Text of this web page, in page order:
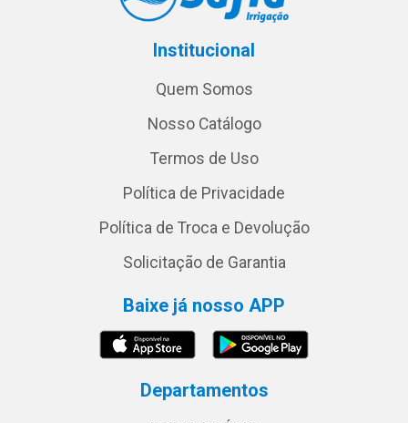
Institucional
Quem Somos
Nosso Catálogo
Termos de Uso
Política de Privacidade
Política de Troca e Devolução
Solicitação de Garantia
Baixe já nosso APP
Departamentos